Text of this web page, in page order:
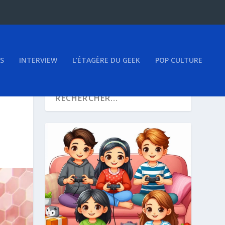
INTERVIEW L’ÉTAGÈRE DU GEEK POP CULTURE